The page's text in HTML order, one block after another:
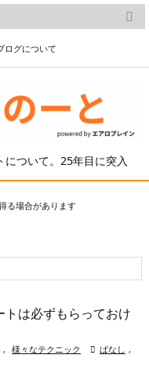
ついて。25年目に突入

メニュー

検索
ログについて
る場合があります
は必ずもらっておけ
, 様々なテクニック  ぱなし ,